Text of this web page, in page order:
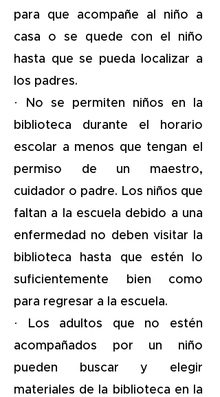
para que acompañe al niño a
casa o se quede con el niño
hasta que se pueda localizar a
los padres.
· No se permiten niños en la
biblioteca durante el horario
escolar a menos que tengan el
permiso de un maestro,
cuidador o padre. Los niños que
faltan a la escuela debido a una
enfermedad no deben visitar la
biblioteca hasta que estén lo
suficientemente bien como
para regresar a la escuela.
· Los adultos que no estén
acompañados por un niño
pueden buscar y elegir
materiales de la biblioteca en la